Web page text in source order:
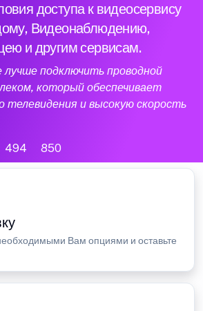
доступа к видеосервису
Видеонаблюдению,
и другим сервисам.
лучше подключить проводной
который обеспечивает
телевидения и высокую скорость
494 850
Вам опциями и оставьте